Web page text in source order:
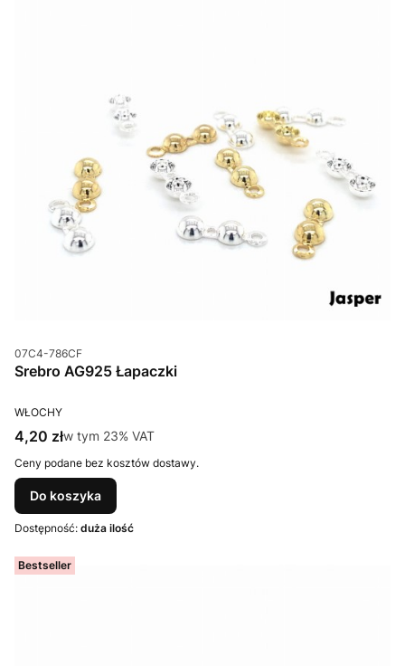
Kod produktu
07C4-786CF
Srebro AG925 Łapaczki
PRODUCENT
WŁOCHY
Cena brutto
4,20 złw tym %s VAT
w tym 23% VAT
Ceny podane bez kosztów dostawy.
Do koszyka
Dostępność: duża ilość
Bestseller